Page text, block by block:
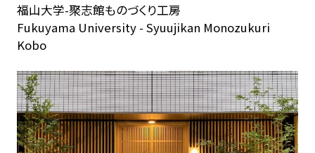
福山大学-聚志館ものづくり工房
Fukuyama University - Syuujikan Monozukuri
Kobo